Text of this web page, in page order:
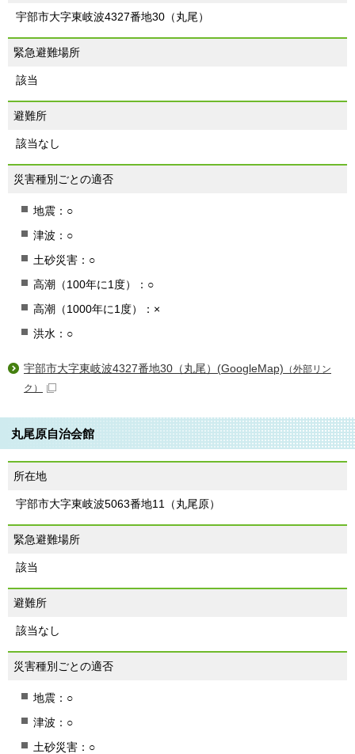
宇部市大字東岐波4327番地30（丸尾）
緊急避難場所
該当
避難所
該当なし
災害種別ごとの適否
地震：○
津波：○
土砂災害：○
高潮（100年に1度）：○
高潮（1000年に1度）：×
洪水：○
宇部市大字東岐波4327番地30（丸尾）(GoogleMap) （外部リン
ク）
丸尾原自治会館
所在地
宇部市大字東岐波5063番地11（丸尾原）
緊急避難場所
該当
避難所
該当なし
災害種別ごとの適否
地震：○
津波：○
土砂災害：○